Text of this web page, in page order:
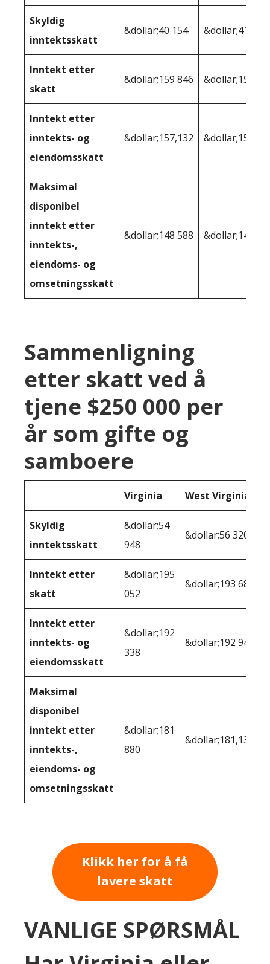
Skyldig
inntektsskatt
&dollar;40 154 &dollar;41,151
Inntekt etter
skatt
&dollar;159 846 &dollar;158
Inntekt etter
inntekts- og
eiendomsskatt
&dollar;157,132
Maksimal
disponibel
inntekt etter
inntekts-,
eiendoms- og
omsetningsskatt
&dollar;148 588 &dollar;148
Sammenligning
etter skatt ved å
tjene $250 000 per
år som gifte og
samboere
Virginia West Virginia
Skyldig
inntektsskatt
&dollar;54
948
&dollar;56 320
Inntekt etter
skatt
&dollar;195
052
&dollar;193 680
Inntekt etter
inntekts- og
eiendomsskatt
&dollar;192
338
&dollar;192 948
Maksimal
disponibel
inntekt etter
inntekts-,
eiendoms- og
omsetningsskatt
&dollar;181
880
&dollar;181,138
Klikk her for å få
lavere skatt
VANLIGE SPØRSMÅL